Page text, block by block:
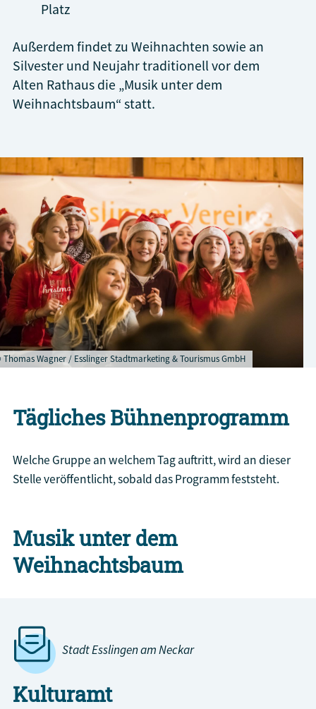
Platz
Außerdem findet zu Weihnachten sowie an
Silvester und Neujahr traditionell vor dem
Alten Rathaus die „Musik unter dem
Weihnachtsbaum“ statt.
Wagner / Esslinger Stadtmarketing & Tourismus GmbH
Tägliches Bühnenprogramm
Welche Gruppe an welchem Tag auftritt, wird an dieser
Stelle veröffentlicht, sobald das Programm feststeht.
Musik unter dem
Weihnachtsbaum
Stadt Esslingen am Neckar
Kulturamt